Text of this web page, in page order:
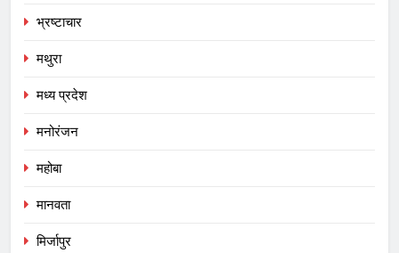
भ्रष्टाचार
मथुरा
मध्य प्रदेश
मनोरंजन
महोबा
मानवता
मिर्जापुर